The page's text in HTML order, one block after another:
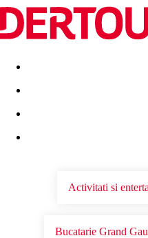
Destinatii Vacanta perfecta
Activitati si
Bucatarie Grand